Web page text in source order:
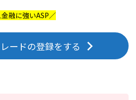
融に強いASP／
ードの登録をする